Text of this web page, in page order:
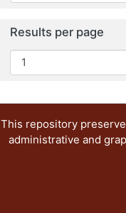
Results per page
This repository
administrative and